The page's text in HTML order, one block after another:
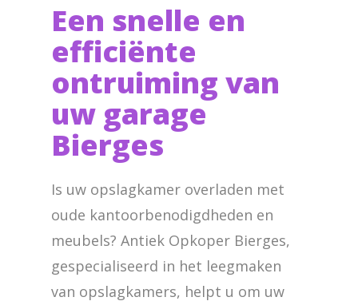
Een snelle en
efficiënte
ontruiming van
uw garage
Bierges
Is uw opslagkamer overladen met
oude kantoorbenodigdheden en
meubels? Antiek Opkoper Bierges,
gespecialiseerd in het leegmaken
van opslagkamers, helpt u om uw